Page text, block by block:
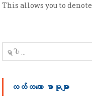
This allows you to denote
လတ်တ‌လော စာမူများ